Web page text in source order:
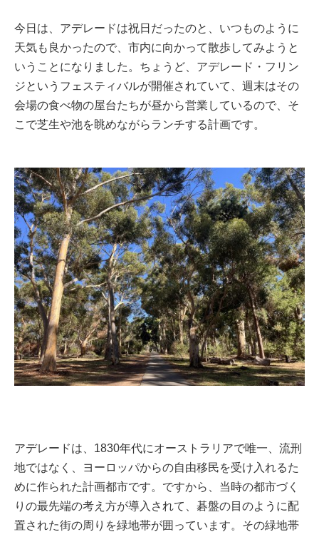
今日は、アデレードは祝日だったのと、いつものように
天気も良かったので、市内に向かって散歩してみようと
いうことになりました。ちょうど、アデレード・フリン
ジというフェスティバルが開催されていて、週末はその
会場の食べ物の屋台たちが昼から営業しているので、そ
こで芝生や池を眺めながらランチする計画です。
アデレードは、1830年代にオーストラリアで唯一、流刑
地ではなく、ヨーロッパからの自由移民を受け入れるた
めに作られた計画都市です。ですから、当時の都市づく
りの最先端の考え方が導入されて、碁盤の目のように配
置された街の周りを緑地帯が囲っています。その緑地帯